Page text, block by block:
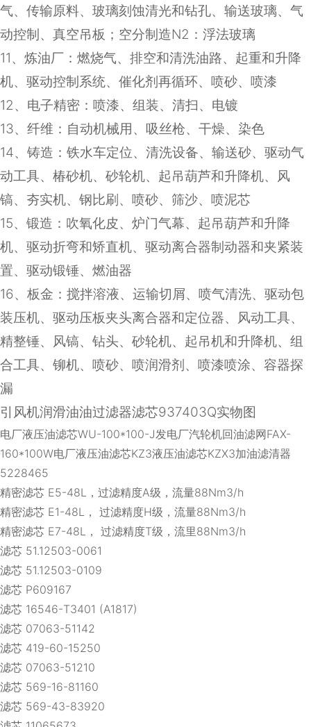
气、传输原料、玻璃刻蚀清光和钻孔、输送玻璃、气
动控制、真空吊板；空分制造N2 ：浮法玻璃
11、炼油厂：燃烧气、排空和清洗油路、起重和升降
机、驱动控制系统、催化剂再循环、喷砂、喷漆
12、电子精密：喷漆、组装、清扫、电镀
13、纤维：自动机械用、吸丝枪、干燥、染色
14、铸造：铁水车定位、清洗设备、输送砂、驱动气
动工具、椿砂机、砂轮机、起吊葫芦和升降机、风
镐、夯实机、钢比刷、喷砂、筛沙、喷泥芯
15、锻造：吹氧化皮、炉门气幕、起吊葫芦和升降
机、驱动折弯和矫直机、驱动离合器制动器和夹紧装
置、驱动锻锤、燃油器
16、板金：搅拌溶液、运输切屑、喷气清洗、驱动包
装压机、驱动压板夹头离合器和定位器、风动工具、
精整锤、风镐、钻头、砂轮机、起吊机和升降机、组
合工具、铆机、喷砂、喷润滑剂、喷漆喷涂、容器探
漏
引风机润滑油油过滤器滤芯937403Q实物图
电厂液压油滤芯WU-100*100-J发电厂汽轮机回油滤网FAX-
160*100W电厂液压油滤芯KZ3液压油滤芯KZX3加油滤清器
5228465
精密滤芯 E5-48L，过滤精度A级，流量88Nm3/h
精密滤芯 E1-48L， 过滤精度H级，流量88Nm3/h
精密滤芯 E7-48L， 过滤精度T级，流里88Nm3/h
滤芯 51.12503-0061
滤芯 51.12503-0109
滤芯 P609167
滤芯 16546-T3401 (A1817)
滤芯 07063-51142
滤芯 419-60-15250
滤芯 07063-51210
滤芯 569-16-81160
滤芯 569-43-83920